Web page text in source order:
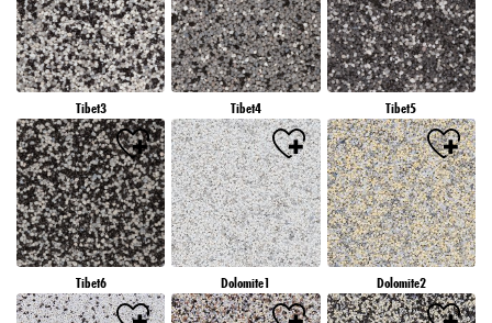
Tibet3 Tibet4 Tibet5
Tibet6 Dolomite1 Dolomite2